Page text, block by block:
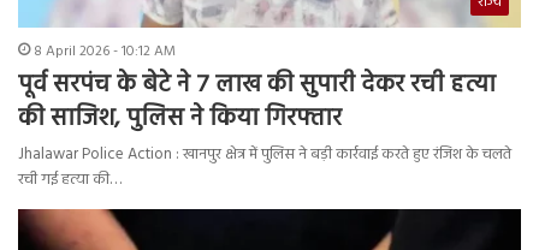
8 April 2026 - 10:12 AM
पूर्व सरपंच के बेटे ने 7 लाख की सुपारी देकर रची हत्या
की साजिश, पुलिस ने किया गिरफ्तार
Jhalawar Police Action : खानपुर क्षेत्र में पुलिस ने बड़ी कार्रवाई करते हुए रंजिश के चलते
रची गई हत्या की…